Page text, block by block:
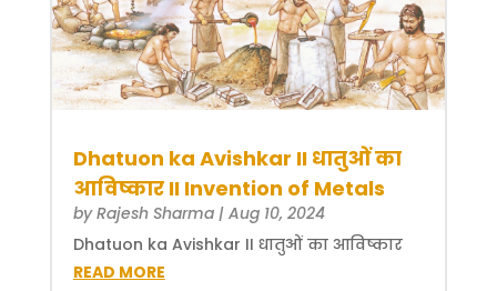
Dhatuon ka Avishkar II धातुओं का
आविष्कार II Invention of Metals
byRajesh Sharma| Aug 10, 2024
Dhatuon ka Avishkar II धातुओं का आविष्कार
READ MORE